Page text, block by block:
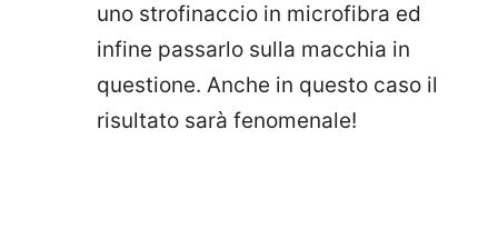
uno strofinaccio in microfibra ed
infine passarlo sulla macchia in
questione. Anche in questo caso il
risultato sarà fenomenale!